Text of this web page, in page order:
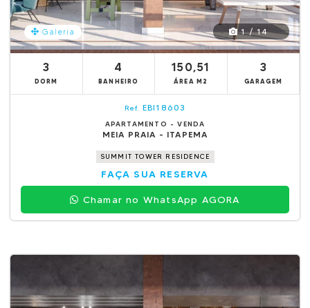
Galeria 1 / 14
3
DORM
4
BANHEIRO
150,51
ÁREA M2
3
GARAGEM
Ref. EBI18603
APARTAMENTO - VENDA
MEIA PRAIA - ITAPEMA
SUMMIT TOWER RESIDENCE
FAÇA SUA RESERVA
Chamar no WhatsApp AGORA